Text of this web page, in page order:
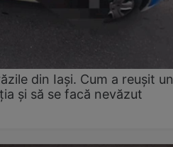
din Iași. Cum a reușit un
și să se facă nevăzut